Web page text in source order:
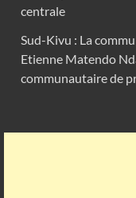
centrale
Sud-Kivu : La
Etienne Matendo
communautaire de